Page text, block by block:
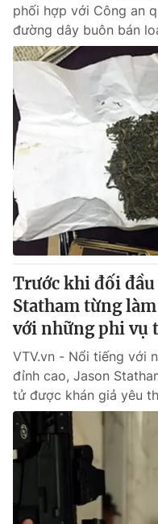
phối hợp với Công an
đường dây buôn bán
Trước khi đối đầu
Statham từng
với những phi vụ
VTV.vn - Nổi tiếng với
đỉnh cao, Jason
tử được khán giả yêu